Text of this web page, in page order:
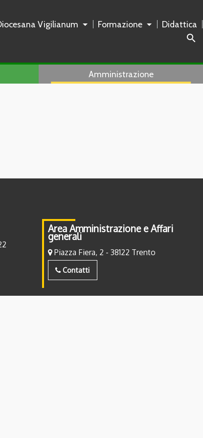
Vigilianum Formazione Didattica
search
Amministrazione
Area Amministrazione e Affari
generali
Piazza Fiera, 2 - 38122 Trento
Contatti